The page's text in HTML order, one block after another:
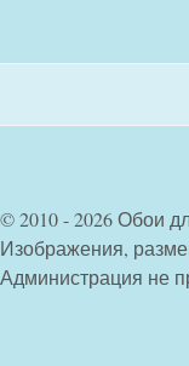
© 2010 - 2026 Обои
Изображения,
Администрация не